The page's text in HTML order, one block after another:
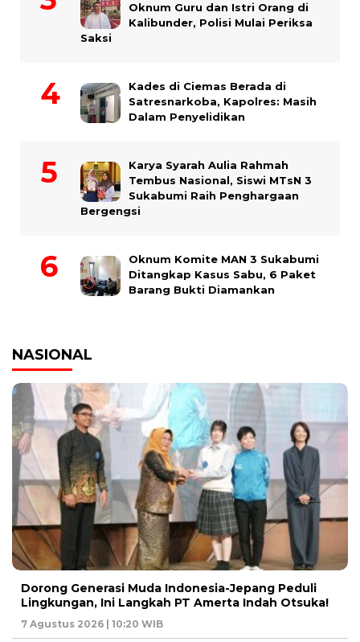
Oknum Guru dan Istri Orang di
Kalibunder, Polisi Mulai Periksa
Saksi
Kades di Ciemas Berada di
Satresnarkoba, Kapolres: Masih
Dalam Penyelidikan
Karya Syarah Aulia Rahmah
Tembus Nasional, Siswi MTsN 3
Sukabumi Raih Penghargaan
Bergengsi
Oknum Komite MAN 3 Sukabumi
Ditangkap Kasus Sabu, 6 Paket
Barang Bukti Diamankan
NASIONAL
Dorong Generasi Muda Indonesia-Jepang Peduli
Lingkungan, Ini Langkah PT Amerta Indah Otsuka!
7 Agustus 2026 | 10:20 WIB